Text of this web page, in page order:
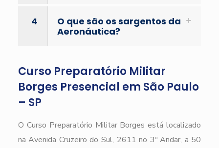
4
O que são os sargentos da
Aeronáutica?
Curso Preparatório Militar
Borges Presencial em São Paulo
– SP
O Curso Preparatório Militar Borges está localizado
na Avenida Cruzeiro do Sul, 2611 no 3º Andar, a 50